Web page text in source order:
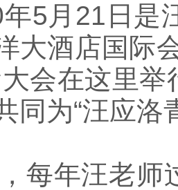
5月21日是
大酒店国际
大会在这里
同为“汪应洛
每年汪老师